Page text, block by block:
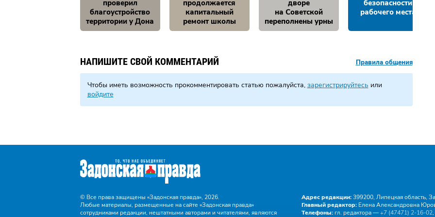
проверил
благоустройство
территории у Дона
продолжается
капитальный
ремонт школы
дворе
на Советской
переполнены урны
безопасности
рабочего места
НАПИШИТЕ СВОЙ КОММЕНТАРИЙ Правила общения
Чтобы иметь возможность прокомментировать статью пожалуйста, зарегистрируйтесь или
войдите
© Все права защищены «Задонская правда», 2026.
Любые материалы, размещенные на сайте «Задонская правда»
сотрудниками редакции, нештатными авторами и читателями, являются
Адрес редакции:399200, Липецкая область,
Главный редактор: Елена Александровна
Телефоны: гл. редактора —+7 (47471) 2‑16‑02,